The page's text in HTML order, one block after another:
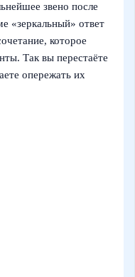
звено после
«зеркальный» ответ
которое
Так вы перестаёте
опережать их